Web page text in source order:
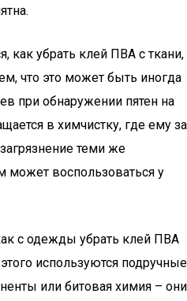
как убрать клей ПВА с ткани,
что это может быть иногда
при обнаружении пятен на
в химчистку, где ему за
теми же
может воспользоваться у
с одежды убрать клей ПВА
используются подручные
или битовая химия – они